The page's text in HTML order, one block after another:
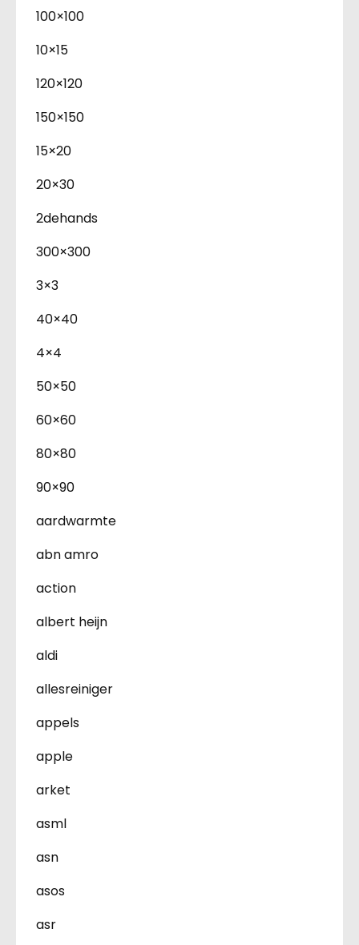
100×100
10×15
120×120
150×150
15×20
20×30
2dehands
300×300
3×3
40×40
4×4
50×50
60×60
80×80
90×90
aardwarmte
abn amro
action
albert heijn
aldi
allesreiniger
appels
apple
arket
asml
asn
asos
asr